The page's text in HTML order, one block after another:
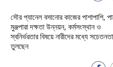
সৌর প্যানেল বসানোর কাজের পাশাপাশি,
মুঞ্জপারা দক্ষতা উন্নয়ন, কর্মসংস্থান ও
স্বনির্ভরতার বিষয়ে নারীদের মধ্যে
তুলছেন